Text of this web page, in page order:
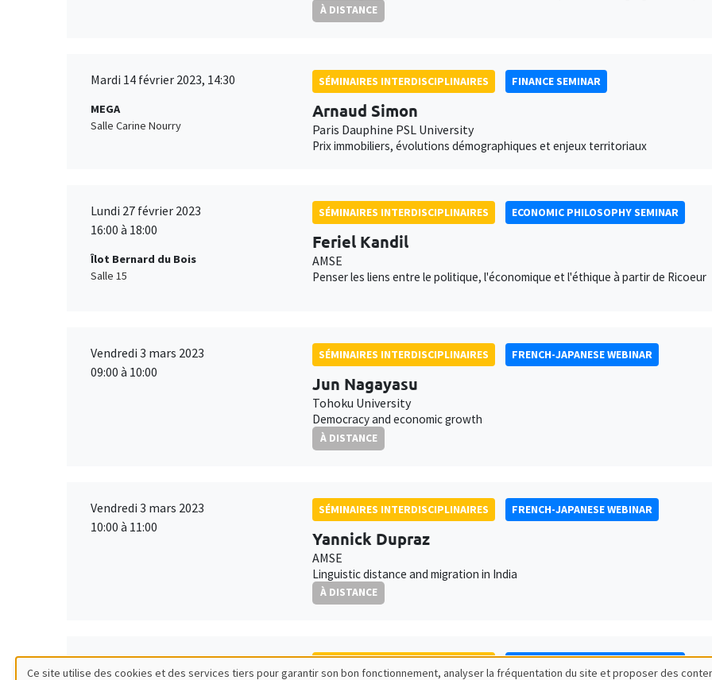
À DISTANCE
Mardi 14 février 2023, 14:30
MEGA
Salle Carine Nourry
SÉMINAIRES INTERDISCIPLINAIRES FINANCE SEMINAR
Arnaud Simon
Paris Dauphine PSL University
Prix immobiliers, évolutions démographiques et enjeux territoriaux
Lundi 27 février 2023
16:00 à 18:00
Îlot Bernard du Bois
Salle 15
SÉMINAIRES INTERDISCIPLINAIRES ECONOMIC PHILOSOPHY SEMINAR
Feriel Kandil
AMSE
Penser les liens entre le politique, l'économique et l'éthique à partir de Ricoeur
Vendredi 3 mars 2023
09:00 à 10:00
SÉMINAIRES INTERDISCIPLINAIRES FRENCH-JAPANESE WEBINAR
Jun Nagayasu
Tohoku University
Democracy and economic growth
À DISTANCE
Vendredi 3 mars 2023
10:00 à 11:00
SÉMINAIRES INTERDISCIPLINAIRES FRENCH-JAPANESE WEBINAR
Yannick Dupraz
AMSE
Linguistic distance and migration in India
À DISTANCE
Lundi 20 mars 2023
Ce site utilise des cookies et des services tiers pour garantir son bon fonctionnement, analyser la fréquentation du site et proposer des